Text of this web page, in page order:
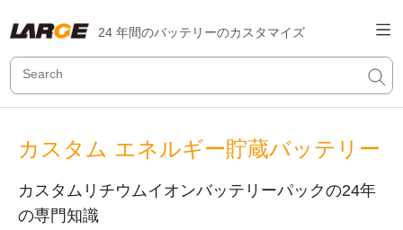
24 年間のバッテリーのカスタマイズ
カスタム エネルギー貯蔵バッテリー
カスタムリチウムイオンバッテリーパックの24年
の専門知識